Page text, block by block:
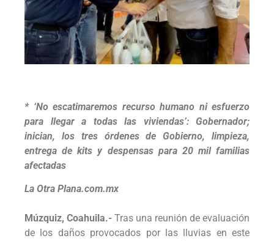
* ‘No escatimaremos recurso humano ni esfuerzo
para llegar a todas las viviendas’: Gobernador;
inician, los tres órdenes de Gobierno, limpieza,
entrega de kits y despensas para 20 mil familias
afectadas
La Otra Plana.com.mx
Múzquiz, Coahuila.- Tras una reunión de evaluación
de los daños provocados por las lluvias en este